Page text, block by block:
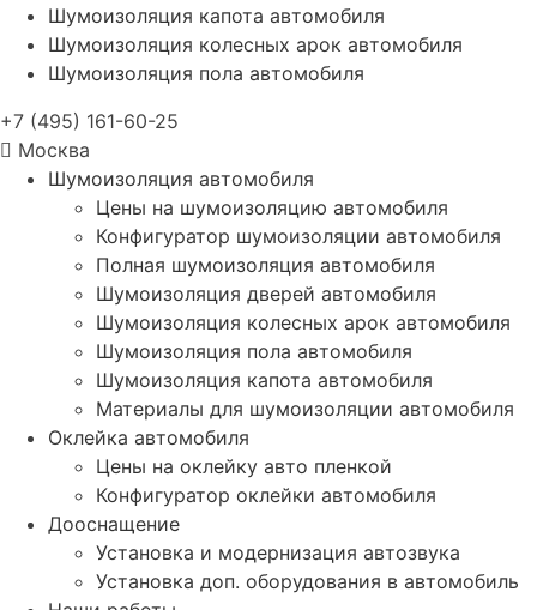
Шумоизоляция капота автомобиля
Шумоизоляция колесных арок автомобиля
Шумоизоляция пола автомобиля
+7 (495) 161-60-25
Москва
Шумоизоляция автомобиля
Цены на шумоизоляцию автомобиля
Конфигуратор шумоизоляции автомобиля
Полная шумоизоляция автомобиля
Шумоизоляция дверей автомобиля
Шумоизоляция колесных арок автомобиля
Шумоизоляция пола автомобиля
Шумоизоляция капота автомобиля
Материалы для шумоизоляции автомобиля
Оклейка автомобиля
Цены на оклейку авто пленкой
Конфигуратор оклейки автомобиля
Дооснащение
Установка и модернизация автозвука
Установка доп. оборудования в автомобиль